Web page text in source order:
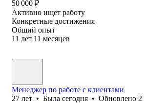
50 000 ₽
Активно ищет работу
Конкретные достижения
Общий опыт
11 лет 11 месяцев
Менеджер по работе с клиентами
27 лет • Была сегодня • Обновлено 2